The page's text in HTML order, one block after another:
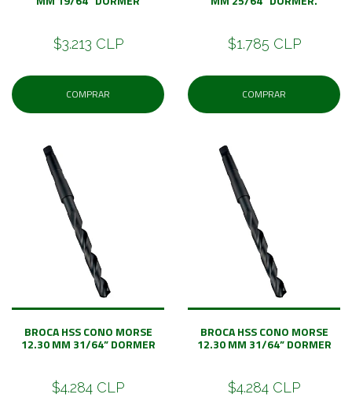
$3.213 CLP
COMPRAR
$1.785 CLP
COMPRAR
BROCA HSS CONO MORSE
12.30 MM 31/64” DORMER
$4.284 CLP
BROCA HSS CONO MORSE
12.30 MM 31/64” DORMER
$4.284 CLP